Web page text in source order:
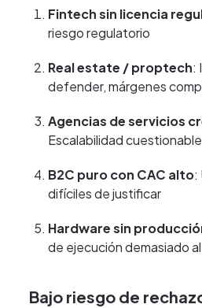
Fintech sin licencia
riesgo regulatorio
Real estate / proptech:
defender, márgenes
Agencias de servicios
Escalabilidad cuestionable
B2C puro con CAC alto:
difíciles de justificar
Hardware sin
de ejecución demasiado
Bajo riesgo de